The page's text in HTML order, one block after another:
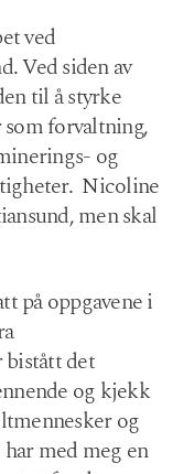
ved
Ved siden av
til å styrke
forvaltning,
og
Nicoline
men skal
på oppgavene i
bistått det
og kjekk
og
med meg en